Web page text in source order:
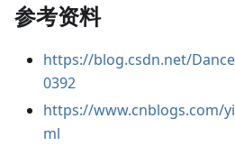
参考资料
https://blog.csdn.net/
0392
https://www.cnblogs.com/
ml